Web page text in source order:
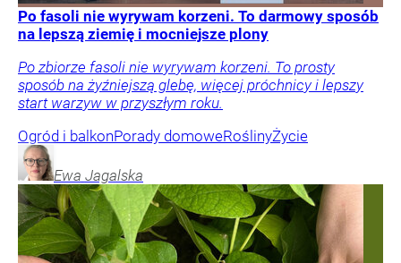
Po fasoli nie wyrywam korzeni. To darmowy sposób
na lepszą ziemię i mocniejsze plony
Po zbiorze fasoli nie wyrywam korzeni. To prosty
sposób na żyźniejszą glebę, więcej próchnicy i lepszy
start warzyw w przyszłym roku.
Ogród i balkonPorady domoweRoślinyŻycie
Ewa Jagalska